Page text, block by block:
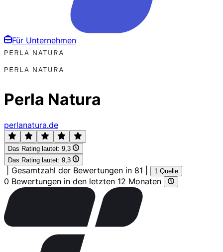
Für Unternehmen
Perla Natura
perlanatura.de
Das Rating lautet: 9,3
Das Rating lautet: 9,3
Gesamtzahl der Bewertungen in 81 1 Quelle
0 Bewertungen in den letzten 12 Monaten